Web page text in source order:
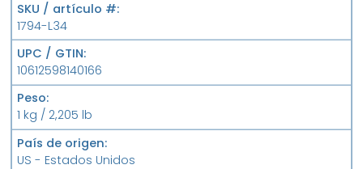
SKU / artículo #
1794-L34
UPC / GTIN
10612598140166
Peso
1 kg / 2,205 lb
País de origen
US - Estados Unidos